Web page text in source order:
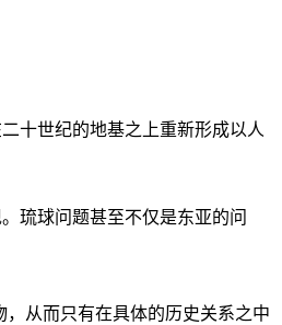
十世纪的地基之上重新形成以人
琉球问题甚至不仅是东亚的问
从而只有在具体的历史关系之中